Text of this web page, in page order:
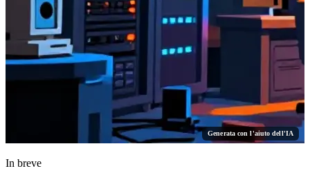
Generata con l'aiuto dell'IA
In breve